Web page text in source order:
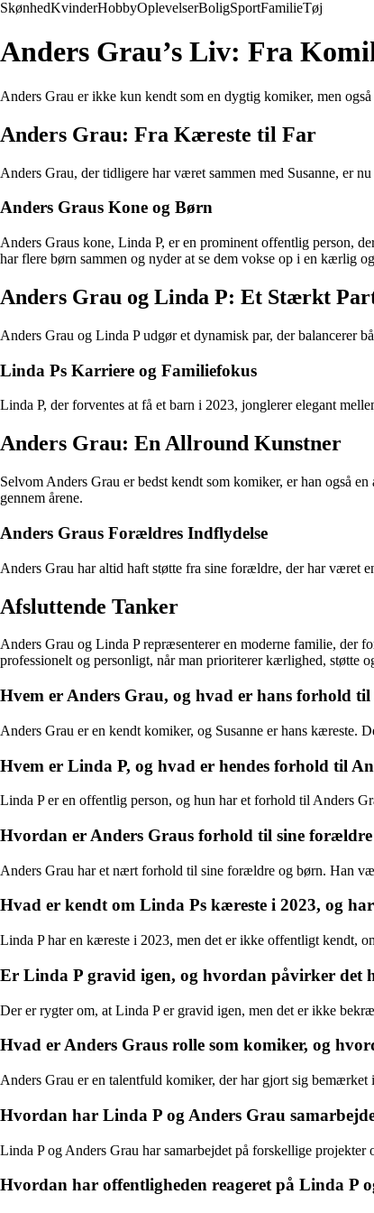
SkønhedKvinderHobbyOplevelserBoligSportFamilieTøj
Anders Grau’s Liv: Fra
Anders Grau er ikke kun kendt som en dygtig komiker, men
Anders Grau: Fra Kæreste til Far
Anders Grau, der tidligere har været sammen med Susanne, er
Anders Graus Kone og Børn
Anders Graus kone, Linda P, er en prominent offentlig person,
har flere børn sammen og nyder at se dem vokse op i en kærlig
Anders Grau og Linda P: Et Stærkt
Anders Grau og Linda P udgør et dynamisk par, der balancerer
Linda Ps Karriere og Familiefokus
Linda P, der forventes at få et barn i 2023, jonglerer elegant
Anders Grau: En Allround Kunstner
Selvom Anders Grau er bedst kendt som komiker, er han også
gennem årene.
Anders Graus Forældres Indflydelse
Anders Grau har altid haft støtte fra sine forældre, der har været
Afsluttende Tanker
Anders Grau og Linda P repræsenterer en moderne familie, der
professionelt og personligt, når man prioriterer kærlighed, støtte
Hvem er Anders Grau, og hvad er hans forhold til
Anders Grau er en kendt komiker, og Susanne er hans kæreste.
Hvem er Linda P, og hvad er hendes forhold til
Linda P er en offentlig person, og hun har et forhold til Anders
Hvordan er Anders Graus forhold til sine
Anders Grau har et nært forhold til sine forældre og børn. Han
Hvad er kendt om Linda Ps kæreste i 2023, og
Linda P har en kæreste i 2023, men det er ikke offentligt kendt,
Er Linda P gravid igen, og hvordan påvirker det
Der er rygter om, at Linda P er gravid igen, men det er ikke
Hvad er Anders Graus rolle som komiker, og
Anders Grau er en talentfuld komiker, der har gjort sig
Hvordan har Linda P og Anders Grau
Linda P og Anders Grau har samarbejdet på forskellige projekter
Hvordan har offentligheden reageret på Linda P